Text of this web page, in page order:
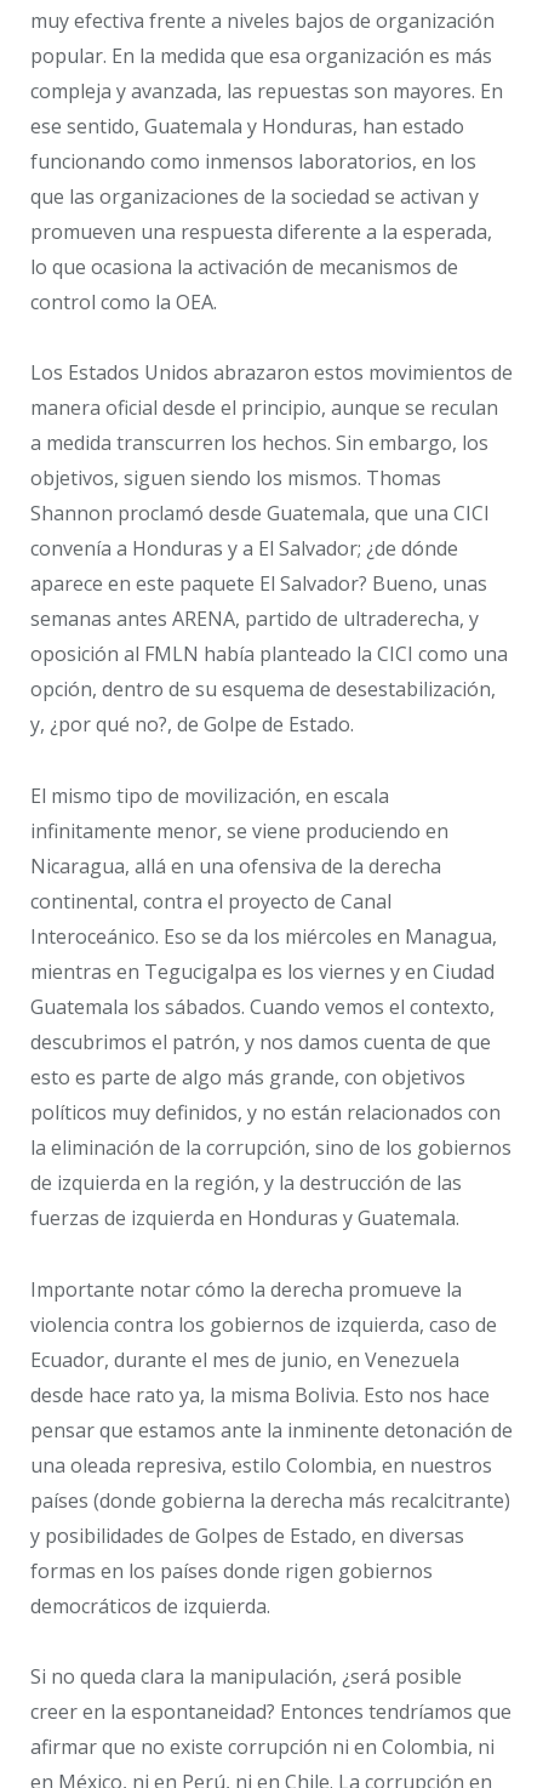
muy efectiva frente a niveles bajos de organización
popular. En la medida que esa organización es más
compleja y avanzada, las repuestas son mayores. En
ese sentido, Guatemala y Honduras, han estado
funcionando como inmensos laboratorios, en los
que las organizaciones de la sociedad se activan y
promueven una respuesta diferente a la esperada,
lo que ocasiona la activación de mecanismos de
control como la OEA.
Los Estados Unidos abrazaron estos movimientos de
manera oficial desde el principio, aunque se reculan
a medida transcurren los hechos. Sin embargo, los
objetivos, siguen siendo los mismos. Thomas
Shannon proclamó desde Guatemala, que una CICI
convenía a Honduras y a El Salvador; ¿de dónde
aparece en este paquete El Salvador? Bueno, unas
semanas antes ARENA, partido de ultraderecha, y
oposición al FMLN había planteado la CICI como una
opción, dentro de su esquema de desestabilización,
y, ¿por qué no?, de Golpe de Estado.
El mismo tipo de movilización, en escala
infinitamente menor, se viene produciendo en
Nicaragua, allá en una ofensiva de la derecha
continental, contra el proyecto de Canal
Interoceánico. Eso se da los miércoles en Managua,
mientras en Tegucigalpa es los viernes y en Ciudad
Guatemala los sábados. Cuando vemos el contexto,
descubrimos el patrón, y nos damos cuenta de que
esto es parte de algo más grande, con objetivos
políticos muy definidos, y no están relacionados con
la eliminación de la corrupción, sino de los gobiernos
de izquierda en la región, y la destrucción de las
fuerzas de izquierda en Honduras y Guatemala.
Importante notar cómo la derecha promueve la
violencia contra los gobiernos de izquierda, caso de
Ecuador, durante el mes de junio, en Venezuela
desde hace rato ya, la misma Bolivia. Esto nos hace
pensar que estamos ante la inminente detonación de
una oleada represiva, estilo Colombia, en nuestros
países (donde gobierna la derecha más recalcitrante)
y posibilidades de Golpes de Estado, en diversas
formas en los países donde rigen gobiernos
democráticos de izquierda.
Si no queda clara la manipulación, ¿será posible
creer en la espontaneidad? Entonces tendríamos que
afirmar que no existe corrupción ni en Colombia, ni
en México, ni en Perú, ni en Chile. La corrupción en